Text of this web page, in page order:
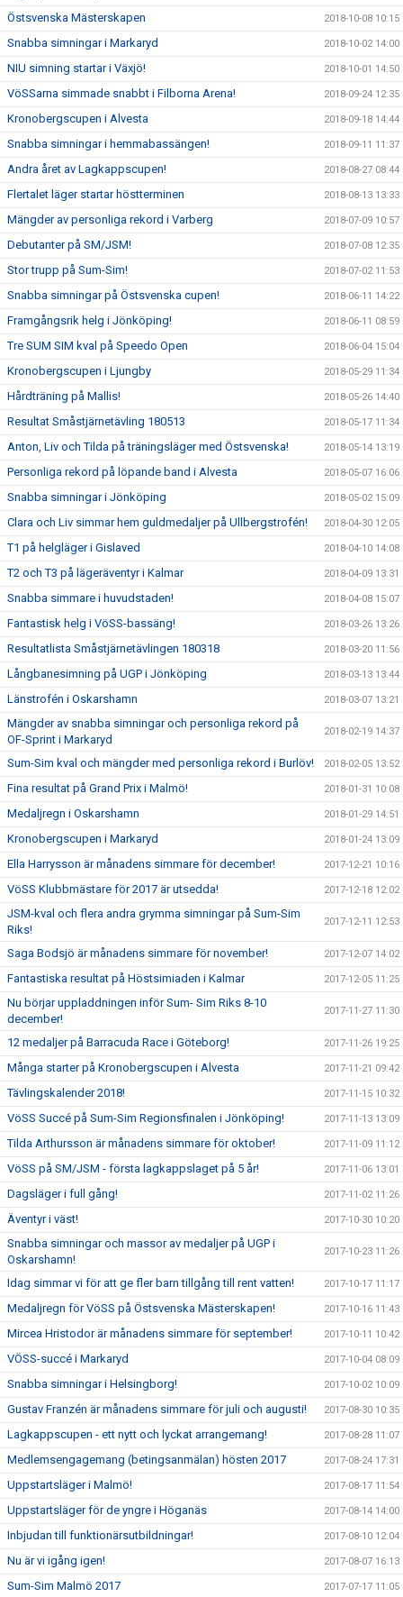
Östsvenska Mästerskapen 2018-10-08 10:15
Snabba simningar i Markaryd 2018-10-02 14:00
NIU simning startar i Växjö! 2018-10-01 14:50
VöSSarna simmade snabbt i Filborna Arena! 2018-09-24 12:35
Kronobergscupen i Alvesta 2018-09-18 14:44
Snabba simningar i hemmabassängen! 2018-09-11 11:37
Andra året av Lagkappscupen! 2018-08-27 08:44
Flertalet läger startar höstterminen 2018-08-13 13:33
Mängder av personliga rekord i Varberg 2018-07-09 10:57
Debutanter på SM/JSM! 2018-07-08 12:35
Stor trupp på Sum-Sim! 2018-07-02 11:53
Snabba simningar på Östsvenska cupen! 2018-06-11 14:22
Framgångsrik helg i Jönköping! 2018-06-11 08:59
Tre SUM SIM kval på Speedo Open 2018-06-04 15:04
Kronobergscupen i Ljungby 2018-05-29 11:34
Hårdträning på Mallis! 2018-05-26 14:40
Resultat Småstjärnetävling 180513 2018-05-17 11:34
Anton, Liv och Tilda på träningsläger med Östsvenska! 2018-05-14 13:19
Personliga rekord på löpande band i Alvesta 2018-05-07 16:06
Snabba simningar i Jönköping 2018-05-02 15:09
Clara och Liv simmar hem guldmedaljer på Ullbergstrofén! 2018-04-30 12:05
T1 på helgläger i Gislaved 2018-04-10 14:08
T2 och T3 på lägeräventyr i Kalmar 2018-04-09 13:31
Snabba simmare i huvudstaden! 2018-04-08 15:07
Fantastisk helg i VöSS-bassäng! 2018-03-26 13:26
Resultatlista Småstjärnetävlingen 180318 2018-03-20 11:56
Långbanesimning på UGP i Jönköping 2018-03-13 13:44
Länstrofén i Oskarshamn 2018-03-07 13:21
Mängder av snabba simningar och personliga rekord på
OF-Sprint i Markaryd
2018-02-19 14:37
Sum-Sim kval och mängder med personliga rekord i Burlöv! 2018-02-05 13:52
Fina resultat på Grand Prix i Malmö! 2018-01-31 10:08
Medaljregn i Oskarshamn 2018-01-29 14:51
Kronobergscupen i Markaryd 2018-01-24 13:09
Ella Harrysson är månadens simmare för december! 2017-12-21 10:16
VöSS Klubbmästare för 2017 är utsedda! 2017-12-18 12:02
JSM-kval och flera andra grymma simningar på Sum-Sim
Riks!
2017-12-11 12:53
Saga Bodsjö är månadens simmare för november! 2017-12-07 14:02
Fantastiska resultat på Höstsimiaden i Kalmar 2017-12-05 11:25
Nu börjar uppladdningen inför Sum- Sim Riks 8-10
december!
2017-11-27 11:30
12 medaljer på Barracuda Race i Göteborg! 2017-11-26 19:25
Många starter på Kronobergscupen i Alvesta 2017-11-21 09:42
Tävlingskalender 2018! 2017-11-15 10:32
VöSS Succé på Sum-Sim Regionsfinalen i Jönköping! 2017-11-13 13:09
Tilda Arthursson är månadens simmare för oktober! 2017-11-09 11:12
VöSS på SM/JSM - första lagkappslaget på 5 år! 2017-11-06 13:01
Dagsläger i full gång! 2017-11-02 11:26
Äventyr i väst! 2017-10-30 10:20
Snabba simningar och massor av medaljer på UGP i
Oskarshamn!
2017-10-23 11:26
Idag simmar vi för att ge fler barn tillgång till rent vatten! 2017-10-17 11:17
Medaljregn för VöSS på Östsvenska Mästerskapen! 2017-10-16 11:43
Mircea Hristodor är månadens simmare för september! 2017-10-11 10:42
VÖSS-succé i Markaryd 2017-10-04 08:09
Snabba simningar i Helsingborg! 2017-10-02 10:09
Gustav Franzén är månadens simmare för juli och augusti! 2017-08-30 10:35
Lagkappscupen - ett nytt och lyckat arrangemang! 2017-08-28 11:07
Medlemsengagemang (betingsanmälan) hösten 2017 2017-08-24 17:31
Uppstartsläger i Malmö! 2017-08-17 11:54
Uppstartsläger för de yngre i Höganäs 2017-08-14 14:00
Inbjudan till funktionärsutbildningar! 2017-08-10 12:04
Nu är vi igång igen! 2017-08-07 16:13
Sum-Sim Malmö 2017 2017-07-17 11:05